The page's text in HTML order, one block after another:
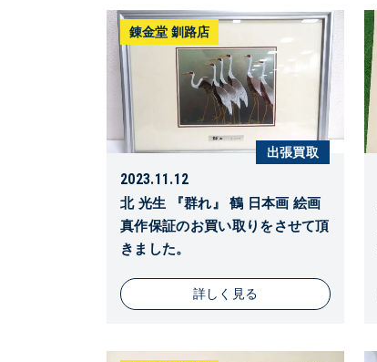
錬金堂 釧路店
出張買取
2023.11.12
北 光生 『群れ』 鶴 日本画 絵画
真作保証のお買い取りをさせて頂
きました。
詳しく見る